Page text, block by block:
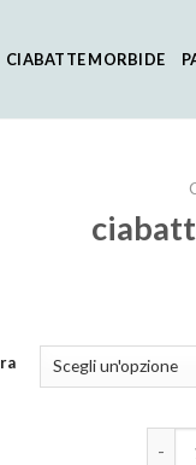
CIABATTE MORBIDE